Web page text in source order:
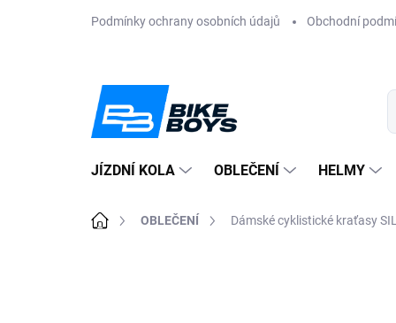
Podmínky ochrany osobních údajů Obchodní
JÍZDNÍ KOLA OBLEČENÍ HELMY
Domů OBLEČENÍ Dámské cyklistické kraťasy